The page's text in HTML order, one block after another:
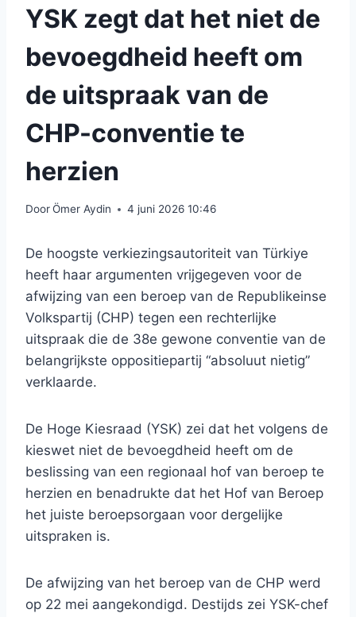
YSK zegt dat het niet de
bevoegdheid heeft om
de uitspraak van de
CHP-conventie te
herzien
DoorÖmer Aydin 4 juni 2026 10:46
De hoogste verkiezingsautoriteit van Türkiye
heeft haar argumenten vrijgegeven voor de
afwijzing van een beroep van de Republikeinse
Volkspartij (CHP) tegen een rechterlijke
uitspraak die de 38e gewone conventie van de
belangrijkste oppositiepartij “absoluut nietig”
verklaarde.
De Hoge Kiesraad (YSK) zei dat het volgens de
kieswet niet de bevoegdheid heeft om de
beslissing van een regionaal hof van beroep te
herzien en benadrukte dat het Hof van Beroep
het juiste beroepsorgaan voor dergelijke
uitspraken is.
De afwijzing van het beroep van de CHP werd
op 22 mei aangekondigd. Destijds zei YSK-chef